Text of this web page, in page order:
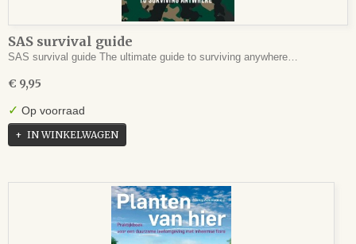
SAS survival guide
SAS survival guide The ultimate guide to surviving anywhere…
€ 9,95
✓ Op voorraad
IN WINKELWAGEN